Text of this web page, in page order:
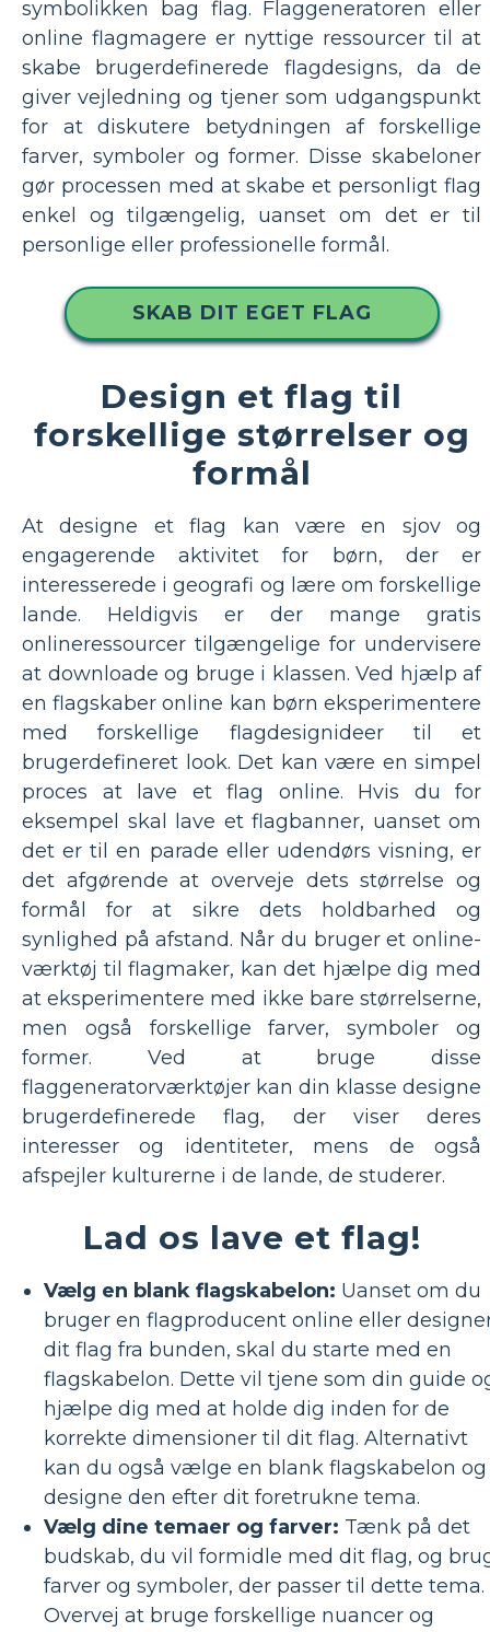
symbolikken bag flag. Flaggeneratoren eller
online flagmagere er nyttige ressourcer til at
skabe brugerdefinerede flagdesigns, da de
giver vejledning og tjener som udgangspunkt
for at diskutere betydningen af forskellige
farver, symboler og former. Disse skabeloner
gør processen med at skabe et personligt flag
enkel og tilgængelig, uanset om det er til
personlige eller professionelle formål.
SKAB DIT EGET FLAG
Design et flag til
forskellige størrelser og
formål
At designe et flag kan være en sjov og
engagerende aktivitet for børn, der er
interesserede i geografi og lære om forskellige
lande. Heldigvis er der mange gratis
onlineressourcer tilgængelige for undervisere
at downloade og bruge i klassen. Ved hjælp af
en flagskaber online kan børn eksperimentere
med forskellige flagdesignideer til et
brugerdefineret look. Det kan være en simpel
proces at lave et flag online. Hvis du for
eksempel skal lave et flagbanner, uanset om
det er til en parade eller udendørs visning, er
det afgørende at overveje dets størrelse og
formål for at sikre dets holdbarhed og
synlighed på afstand. Når du bruger et online-
værktøj til flagmaker, kan det hjælpe dig med
at eksperimentere med ikke bare størrelserne,
men også forskellige farver, symboler og
former. Ved at bruge disse
flaggeneratorværktøjer kan din klasse designe
brugerdefinerede flag, der viser deres
interesser og identiteter, mens de også
afspejler kulturerne i de lande, de studerer.
Lad os lave et flag!
Vælg en blank flagskabelon: Uanset om du
bruger en flagproducent online eller
dit flag fra bunden, skal du starte med en
flagskabelon. Dette vil tjene som din guide
hjælpe dig med at holde dig inden for de
korrekte dimensioner til dit flag. Alternativt
kan du også vælge en blank flagskabelon og
designe den efter dit foretrukne tema.
Vælg dine temaer og farver: Tænk på det
budskab, du vil formidle med dit flag, og
farver og symboler, der passer til dette tema.
Overvej at bruge forskellige nuancer og